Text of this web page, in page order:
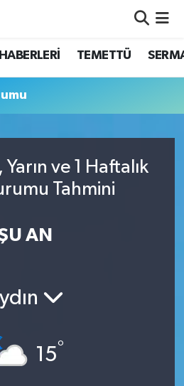
TEMETTÜ
ve 1 Haftalık
Tahmini
AN
15°